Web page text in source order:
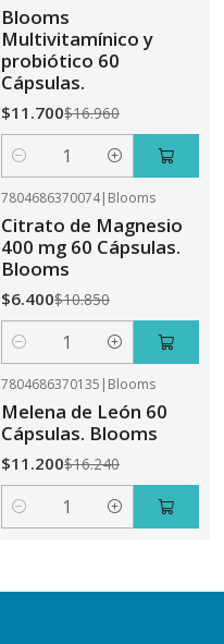
Blooms
Multivitamínico y
probiótico 60
Cápsulas.
$11.700$16.960
Cantidad
7804686370074| Blooms
Citrato de Magnesio
400 mg 60 Cápsulas.
Blooms
$6.400$10.850
Cantidad
7804686370135 | Blooms
Melena de León 60
Cápsulas. Blooms
$11.200$16.240
Cantidad